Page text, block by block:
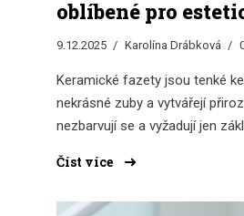
oblíbené pro
9.12.2025 Karolína Drábková
Keramické fazety jsou tenké
nekrásné zuby a vytvářejí
nezbarvují se a vyžadují jen
Číst více